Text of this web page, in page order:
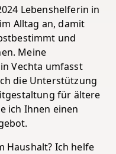
Lebenshelferin in
Alltag an, damit
und
Meine
Vechta umfasst
die Unterstützung
für ältere
ich Ihnen einen
Haushalt? Ich helfe